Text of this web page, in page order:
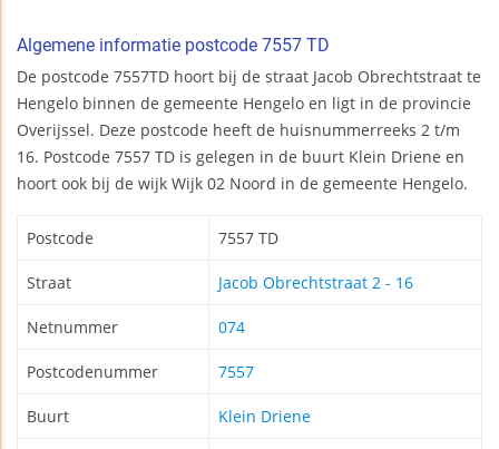
Algemene informatie postcode 7557 TD
De postcode 7557TD hoort bij de straat Jacob Obrechtstraat te
Hengelo binnen de gemeente Hengelo en ligt in de provincie
Overijssel. Deze postcode heeft de huisnummerreeks 2 t/m
16. Postcode 7557 TD is gelegen in de buurt Klein Driene en
hoort ook bij de wijk Wijk 02 Noord in de gemeente Hengelo.
Postcode 7557 TD
Straat Jacob Obrechtstraat 2 - 16
Netnummer 074
Postcodenummer 7557
Buurt Klein Driene